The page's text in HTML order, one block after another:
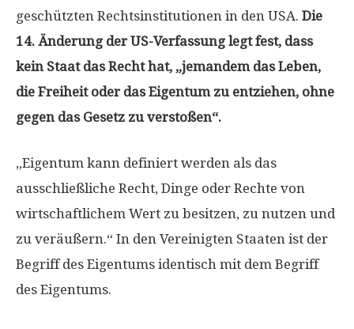
geschützten Rechtsinstitutionen in den USA. Die
14. Änderung der US-Verfassung legt fest, dass
kein Staat das Recht hat, „jemandem das Leben,
die Freiheit oder das Eigentum zu entziehen, ohne
gegen das Gesetz zu verstoßen“.
„Eigentum kann definiert werden als das
ausschließliche Recht, Dinge oder Rechte von
wirtschaftlichem Wert zu besitzen, zu nutzen und
zu veräußern.“ In den Vereinigten Staaten ist der
Begriff des Eigentums identisch mit dem Begriff
des Eigentums.